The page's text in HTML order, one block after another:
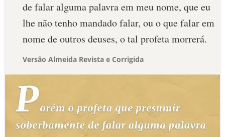
de falar alguma palavra em meu nome, que eu
lhe não tenho mandado falar, ou o que falar em
nome de outros deuses, o tal profeta morrerá.
Versão Almeida Revista e Corrigida